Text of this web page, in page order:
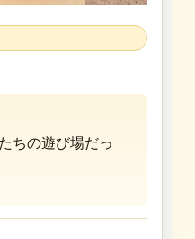
ちの遊び場だっ